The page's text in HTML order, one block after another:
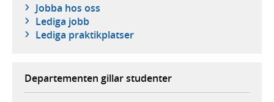
Jobba hos oss
Lediga jobb
Lediga praktikplatser
Departementen gillar studenter